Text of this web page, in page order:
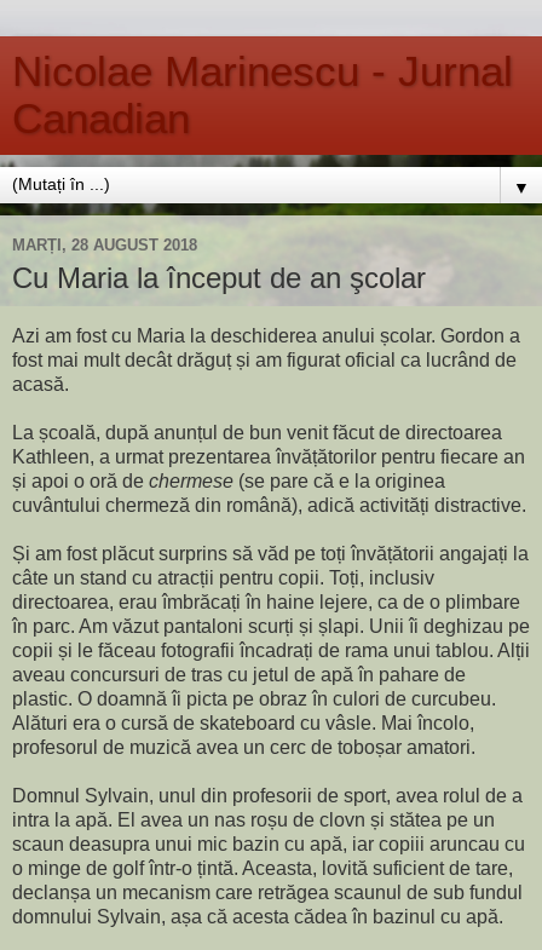
Nicolae Marinescu - Jurnal
Canadian
▼
MARȚI, 28 AUGUST 2018
Cu Maria la început de an şcolar
Azi am fost cu Maria la deschiderea anului școlar. Gordon a
fost mai mult decât drăguț și am figurat oficial ca lucrând de
acasă.
La școală, după anunțul de bun venit făcut de directoarea
Kathleen, a urmat prezentarea învățătorilor pentru fiecare an
și apoi o oră de chermese (se pare că e la originea
cuvântului chermeză din română), adică activități distractive.
Și am fost plăcut surprins să văd pe toți învățătorii angajați la
câte un stand cu atracții pentru copii. Toți, inclusiv
directoarea, erau îmbrăcați în haine lejere, ca de o plimbare
în parc. Am văzut pantaloni scurți și șlapi. Unii îi deghizau pe
copii și le făceau fotografii încadrați de rama unui tablou. Alții
aveau concursuri de tras cu jetul de apă în pahare de
plastic. O doamnă îi picta pe obraz în culori de curcubeu.
Alături era o cursă de skateboard cu vâsle. Mai încolo,
profesorul de muzică avea un cerc de toboșar amatori.
Domnul Sylvain, unul din profesorii de sport, avea rolul de a
intra la apă. El avea un nas roșu de clovn și stătea pe un
scaun deasupra unui mic bazin cu apă, iar copiii aruncau cu
o minge de golf într-o țintă. Aceasta, lovită suficient de tare,
declanșa un mecanism care retrăgea scaunul de sub fundul
domnului Sylvain, așa că acesta cădea în bazinul cu apă.